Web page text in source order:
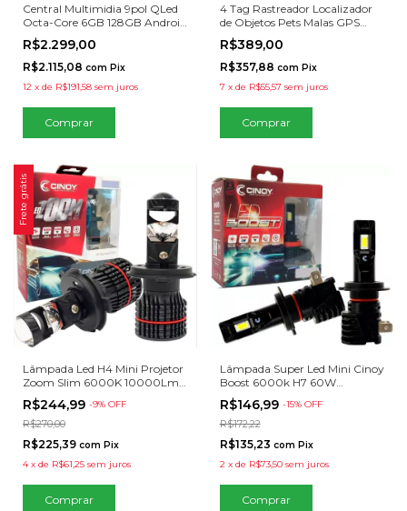
Central Multimidia 9pol QLed
Octa-Core 6GB 128GB Android
Auto Carplay Espelhamento
R$2.299,00
R$2.115,08 com Pix
12 x de R$191,58 sem juros
4 Tag Rastreador Localizador
de Objetos Pets Malas GPS
Faaftag
R$389,00
R$357,88 com Pix
7 x de R$55,57 sem juros
Frete grátis
Lâmpada Led H4 Mini Projetor
Zoom Slim 6000K 10000Lm
12V 24V
R$244,99 -9% OFF
R$270,00
R$225,39 com Pix
4 x de R$61,25 sem juros
Lâmpada Super Led Mini Cinoy
Boost 6000k H7 60W
6000Lm
R$146,99 -15% OFF
R$172,22
R$135,23 com Pix
2 x de R$73,50 sem juros